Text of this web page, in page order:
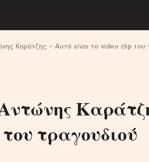
Καράτζης – Αυτό είναι το video clip του
τραγουδιού